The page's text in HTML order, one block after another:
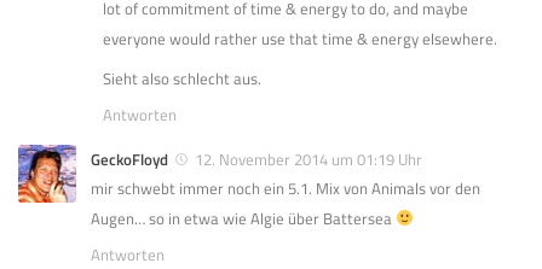
lot of commitment of time & energy to do, and maybe
everyone would rather use that time & energy elsewhere.
Sieht also schlecht aus.
Antworten
GeckoFloyd
12. November 2014 um 01:19 Uhr
mir schwebt immer noch ein 5.1. Mix von Animals vor den
Augen… so in etwa wie Algie über Battersea
Antworten